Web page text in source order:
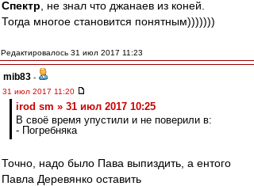
Спектр , не знал что джанаев из коней.
Тогда многое становится понятным)))))))
Редактировалось 31 июл 2017 11:23
mib83 -
31 июл 2017 11:20
irod sm » 31 июл 2017 10:25
В своё время упустили и не поверили в:
- Погребняка
Точно, надо было Пава выпиздить, а ентого
Павла Деревянко оставить